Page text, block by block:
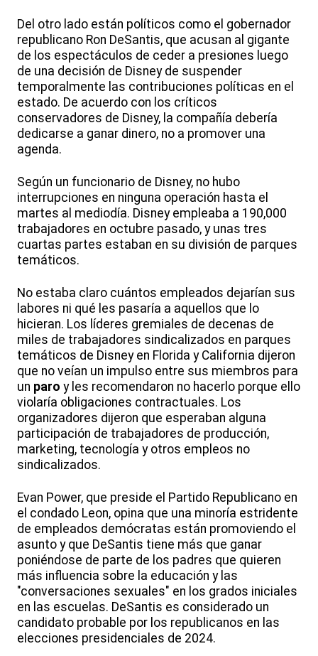
Del otro lado están políticos como el gobernador
republicano Ron DeSantis, que acusan al gigante
de los espectáculos de ceder a presiones luego
de una decisión de Disney de suspender
temporalmente las contribuciones políticas en el
estado. De acuerdo con los críticos
conservadores de Disney, la compañía debería
dedicarse a ganar dinero, no a promover una
agenda.
Según un funcionario de Disney, no hubo
interrupciones en ninguna operación hasta el
martes al mediodía. Disney empleaba a 190,000
trabajadores en octubre pasado, y unas tres
cuartas partes estaban en su división de parques
temáticos.
No estaba claro cuántos empleados dejarían sus
labores ni qué les pasaría a aquellos que lo
hicieran. Los líderes gremiales de decenas de
miles de trabajadores sindicalizados en parques
temáticos de Disney en Florida y California dijeron
que no veían un impulso entre sus miembros para
un paro y les recomendaron no hacerlo porque ello
violaría obligaciones contractuales. Los
organizadores dijeron que esperaban alguna
participación de trabajadores de producción,
marketing, tecnología y otros empleos no
sindicalizados.
Evan Power, que preside el Partido Republicano en
el condado Leon, opina que una minoría estridente
de empleados demócratas están promoviendo el
asunto y que DeSantis tiene más que ganar
poniéndose de parte de los padres que quieren
más influencia sobre la educación y las
"conversaciones sexuales" en los grados iniciales
en las escuelas. DeSantis es considerado un
candidato probable por los republicanos en las
elecciones presidenciales de 2024.